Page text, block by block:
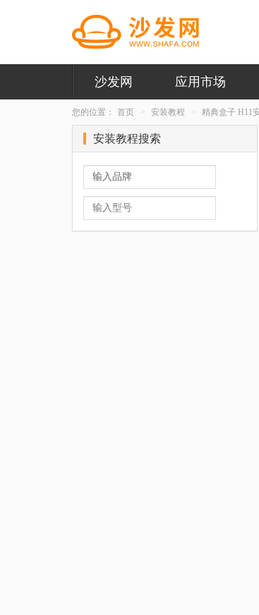
沙发网 应用市场
您的位置： 首页 安装教程 精典盒子 H11
安装教程搜索